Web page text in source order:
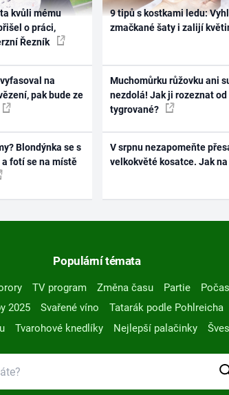
kvůli mému
o práci,
Řezník
na
pak bude ze
Blondýnka se s
fotí se na místě
9 tipů s kostkami ledu:
zmačkané šaty i zalijí
Muchomůrku růžovku ani
nezdolá! Jak ji rozeznat od
tygrované?
V srpnu nezapomeňte
velkokvěté kosatce. Jak
Populární témata
TV program Změna času Partie
2025 Svařené víno Tatarák podle Pohlreicha
Tvarohové knedlíky Nejlepší palačinky